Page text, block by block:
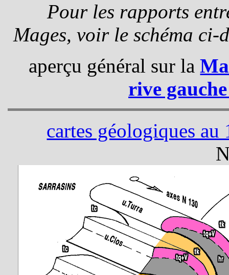
Pour les rapports
Mages, voir le schéma ci-
aperçu général sur la
rive
cartes géologiques au